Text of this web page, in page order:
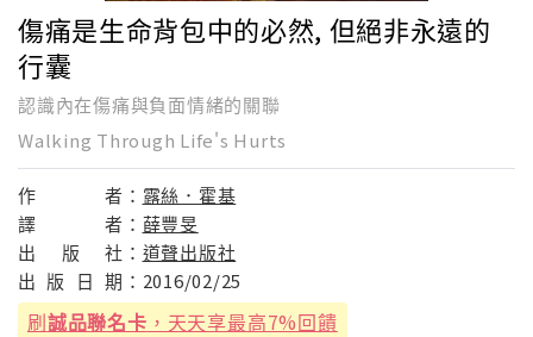
傷痛是生命背包中的必然, 但絕非永遠的
行囊
認識內在傷痛與負面情緒的關聯
Walking Through Life's Hurts
作 者： 露絲．霍基
譯
者： 薛豐旻
出
版 社： 道聲出版社
出 版 日 期： 2016/02/25
刷誠品聯名卡 ，天天享最高7%回饋